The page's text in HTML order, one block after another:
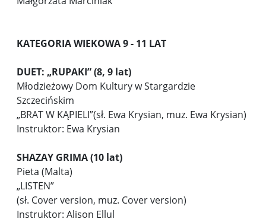
KATEGORIA WIEKOWA 9 - 11 LAT
DUET: „RUPAKI” (8, 9 lat)
Młodzieżowy Dom Kultury w Stargardzie
Szczecińskim
„BRAT W KĄPIELI”(sł. Ewa Krysian, muz. Ewa Krysian)
Instruktor: Ewa Krysian
SHAZAY GRIMA (10 lat)
Pieta (Malta)
„LISTEN”
(sł. Cover version, muz. Cover version)
Instruktor: Alison Ellul